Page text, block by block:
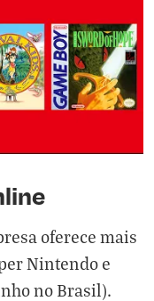
oferece mais
Nintendo e
no Brasil).